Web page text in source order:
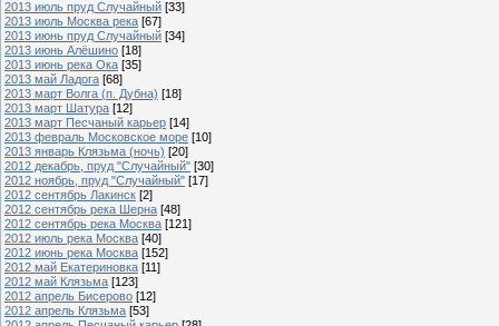
2013 июль пруд Случайный [33]
2013 июль Москва река [67]
2013 июнь пруд Случайный [34]
2013 июнь Алёшино [18]
2013 июнь река Ока [35]
2013 май Ладога [68]
2013 март Волга (п. Дубна) [18]
2013 март Шатура [12]
2013 март Песчаный карьер [14]
2013 февраль Московское море [10]
2013 январь Клязьма (ночь) [20]
2012 декабрь, пруд "Случайный" [30]
2012 ноябрь, пруд "Случайный" [17]
2012 сентябрь Лакинск [2]
2012 сентябрь река Шерна [48]
2012 сентябрь река Москва [121]
2012 июль река Москва [40]
2012 июнь река Москва [152]
2012 май Екатериновка [11]
2012 май Клязьма [123]
2012 апрель Бисерово [12]
2012 апрель Клязьма [53]